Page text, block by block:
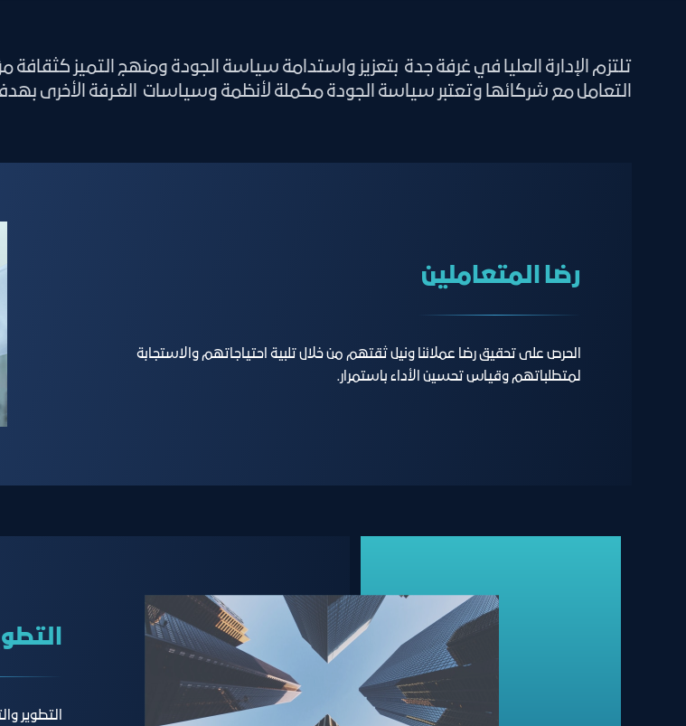
تلتزم الإدارة العليا في غرفة جدة بتعزيز واستدامة سياسة الجودة ومنهج التميز
التعامل مع شركائها وتعتبر سياسة الجودة مكملة لأنظمة وسياسات الغـرفة الأخرى
رﺿﺎ اﻟﻤﺘﻌﺎﻣﻠﻴﻦ
الحرص على تحقيق رضا عملائنا ونيل ثقتهم من خلال تلبية احتياجاتهم والاستجابة
لمتطلباتهم وقياس تحسين الأداء باستمرار.
التطوير